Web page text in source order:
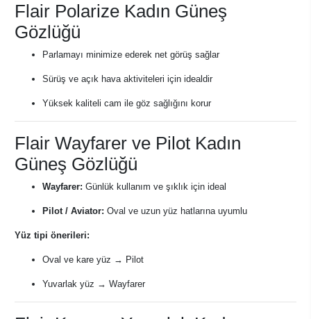
Flair Polarize Kadın Güneş
Gözlüğü
Parlamayı minimize ederek net görüş sağlar
Sürüş ve açık hava aktiviteleri için idealdir
Yüksek kaliteli cam ile göz sağlığını korur
Flair Wayfarer ve Pilot Kadın
Güneş Gözlüğü
Wayfarer: Günlük kullanım ve şıklık için ideal
Pilot / Aviator: Oval ve uzun yüz hatlarına uyumlu
Yüz tipi önerileri:
Oval ve kare yüz → Pilot
Yuvarlak yüz → Wayfarer